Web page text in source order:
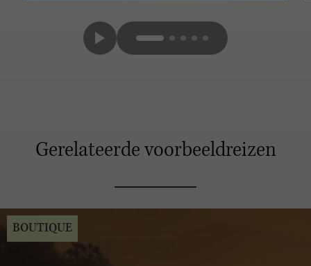
Gerelateerde voorbeeldreizen
BOUTIQUE